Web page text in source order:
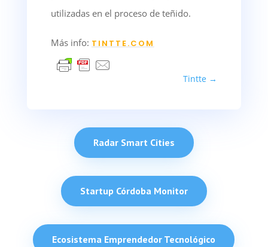
utilizadas en el proceso de teñido.
Más info: TINTTE.COM
Tintte →
Radar Smart Cities
Startup Córdoba Monitor
Ecosistema Emprendedor Tecnológico